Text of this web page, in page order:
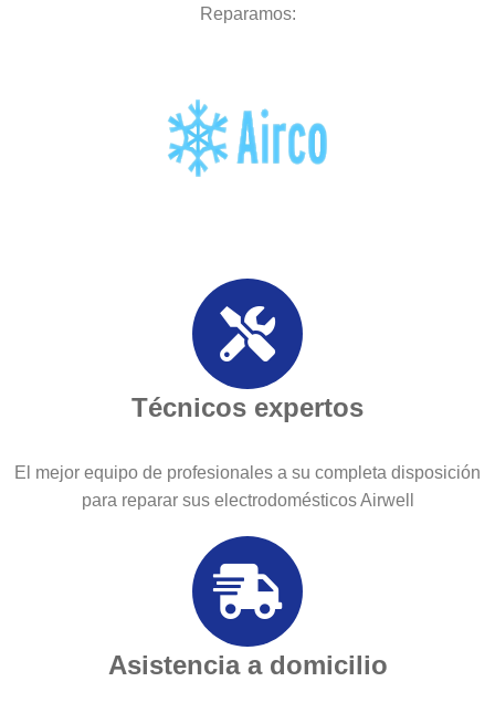
Reparamos:
Técnicos expertos
El mejor equipo de profesionales a su completa disposición
para reparar sus electrodomésticos Airwell
Asistencia a domicilio